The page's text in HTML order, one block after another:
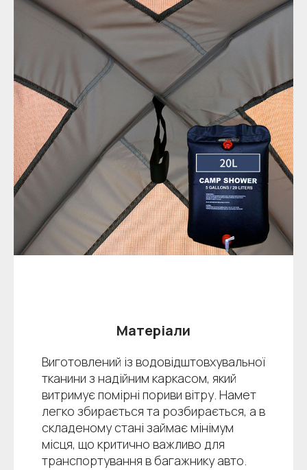
Матеріали
Виготовлений із водовідштовхувальної
тканини з надійним каркасом, який
витримує помірні пориви вітру. Намет
легко збирається та розбирається, а в
складеному стані займає мінімум
місця, що критично важливо для
транспортування в багажнику авто.